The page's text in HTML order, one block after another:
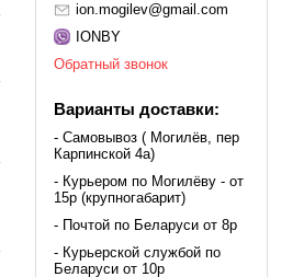
ion.mogilev@gmail.com
IONBY
Обратный звонок
Варианты доставки:
- Самовывоз ( Могилёв, пер
Карпинской 4а)
- Курьером по Могилёву - от
15р (крупногабарит)
- Почтой по Беларуси от 8р
- Курьерской службой по
Беларуси от 10р